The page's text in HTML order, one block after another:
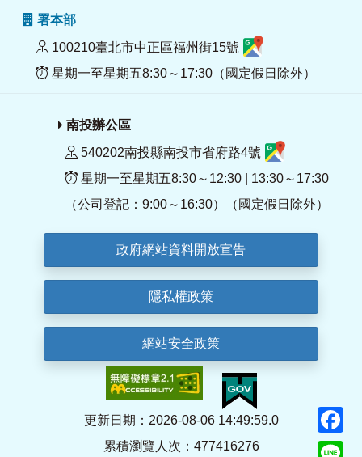
署本部
100210臺北市中正區福州街15號
星期一至星期五8:30～17:30（國定假日除外）
南投辦公區
540202南投縣南投市省府路4號
星期一至星期五8:30～12:30 | 13:30～17:30
（公司登記：9:00～16:30）（國定假日除外）
政府網站資料開放宣告
隱私權政策
網站安全政策
更新日期：2026-08-06 14:49:59.0
累積瀏覽人次：477416276